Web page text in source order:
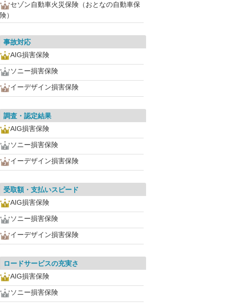
セゾン自動車火災保険（おとなの自動車保
険）
事故対応
AIG損害保険
ソニー損害保険
イーデザイン損害保険
調査・認定結果
AIG損害保険
ソニー損害保険
イーデザイン損害保険
受取額・支払いスピード
AIG損害保険
ソニー損害保険
イーデザイン損害保険
ロードサービスの充実さ
AIG損害保険
ソニー損害保険